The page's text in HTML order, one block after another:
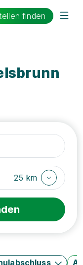
finden
25 km